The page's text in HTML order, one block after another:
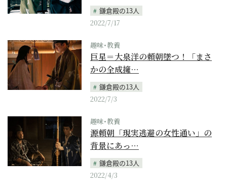
鎌倉殿の13人
2022/7/17
趣味･教養
巨星＝大泉洋の頼朝墜つ！「まさ
かの全成擁…
鎌倉殿の13人
2022/7/3
趣味･教養
源頼朝「現実逃避の女性通い」の
背景にあっ…
鎌倉殿の13人
2022/4/3